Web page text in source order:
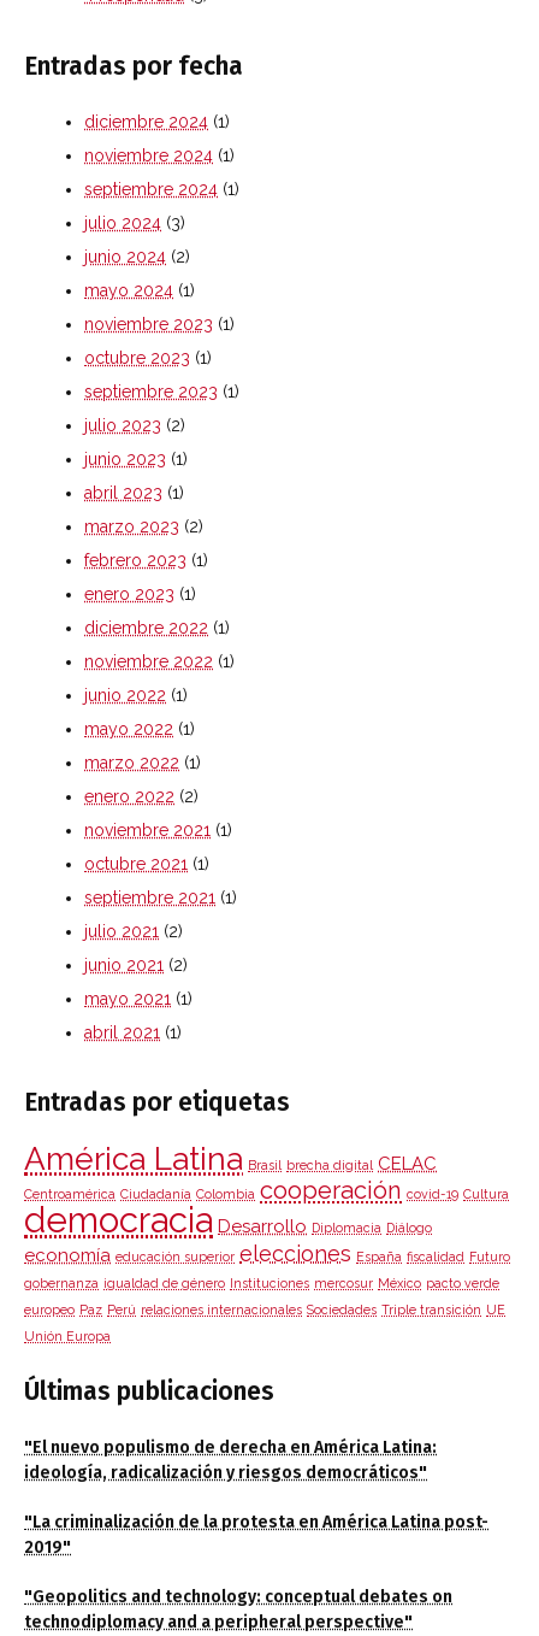
Entradas por fecha
diciembre 2024 (1)
noviembre 2024 (1)
septiembre 2024 (1)
julio 2024 (3)
junio 2024 (2)
mayo 2024 (1)
noviembre 2023 (1)
octubre 2023 (1)
septiembre 2023 (1)
julio 2023 (2)
junio 2023 (1)
abril 2023 (1)
marzo 2023 (2)
febrero 2023 (1)
enero 2023 (1)
diciembre 2022 (1)
noviembre 2022 (1)
junio 2022 (1)
mayo 2022 (1)
marzo 2022 (1)
enero 2022 (2)
noviembre 2021 (1)
octubre 2021 (1)
septiembre 2021 (1)
julio 2021 (2)
junio 2021 (2)
mayo 2021 (1)
abril 2021 (1)
Entradas por etiquetas
América Latina Brasil brecha digital CELAC
Centroamérica Ciudadanía Colombia cooperación covid-19 Cultura
democracia Desarrollo Diplomacia Diálogo
economía educación superior elecciones España fiscalidad Futuro
gobernanza igualdad de género Instituciones mercosur México pacto verde
europeo Paz Perú relaciones internacionales Sociedades Triple transición UE
Unión Europa
Últimas publicaciones
"El nuevo populismo de derecha en América Latina:
ideología, radicalización y riesgos democráticos"
"La criminalización de la protesta en América Latina post-
2019"
"Geopolitics and technology: conceptual debates on
technodiplomacy and a peripheral perspective"